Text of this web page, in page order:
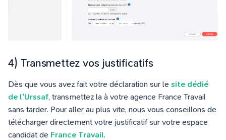
4) Transmettez vos justificatifs
Dès que vous avez fait votre déclaration sur le site dédié
de l'Urssaf, transmettez la à votre agence France Travail
sans tarder. Pour aller au plus vite, nous vous conseillons de
télécharger directement votre justificatif sur votre espace
candidat de France Travail.